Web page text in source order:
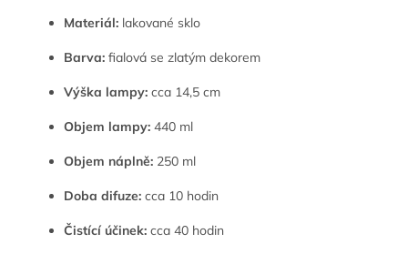
Materiál: lakované sklo
Barva: fialová se zlatým dekorem
Výška lampy: cca 14,5 cm
Objem lampy: 440 ml
Objem náplně: 250 ml
Doba difuze: cca 10 hodin
Čistící účinek: cca 40 hodin